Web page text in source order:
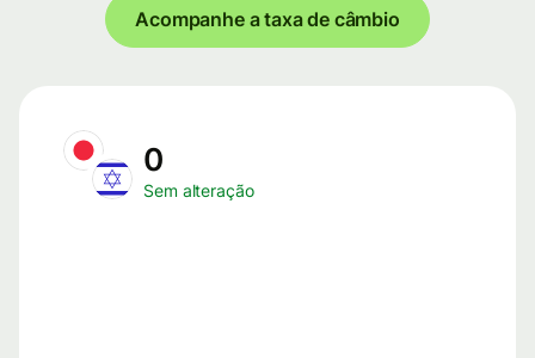
Acompanhe a taxa de câmbio
0
Sem alteração